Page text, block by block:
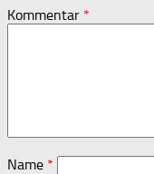
Kommentar *
Name *